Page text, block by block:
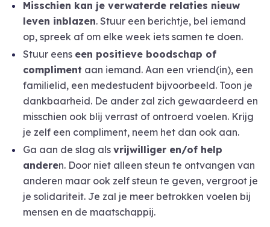
Misschien kan je verwaterde relaties nieuw
leven inblazen. Stuur een berichtje, bel iemand
op, spreek af om elke week iets samen te doen.
Stuur eens een positieve boodschap of
compliment aan iemand. Aan een vriend(in), een
familielid, een medestudent bijvoorbeeld. Toon je
dankbaarheid. De ander zal zich gewaardeerd en
misschien ook blij verrast of ontroerd voelen. Krijg
je zelf een compliment, neem het dan ook aan.
Ga aan de slag als vrijwilliger en/of help
anderen. Door niet alleen steun te ontvangen van
anderen maar ook zelf steun te geven, vergroot je
je solidariteit. Je zal je meer betrokken voelen bij
mensen en de maatschappij.